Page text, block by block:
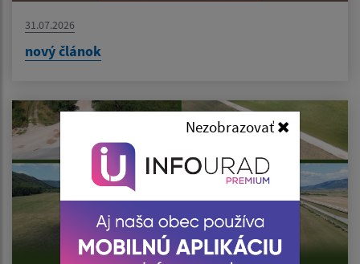
Nezobrazovať
31.07.2026
nový článok